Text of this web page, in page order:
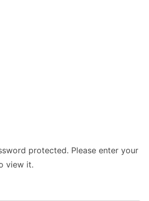
protected. Please enter your
view it.